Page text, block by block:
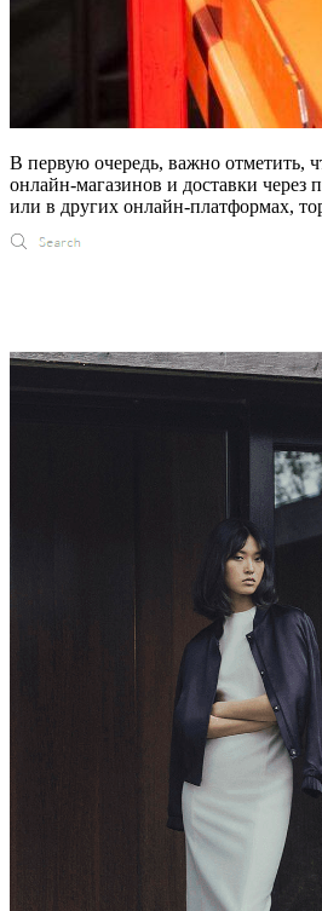
В первую очередь, важно отметить,
онлайн-магазинов и доставки через
или в других онлайн-платформах,